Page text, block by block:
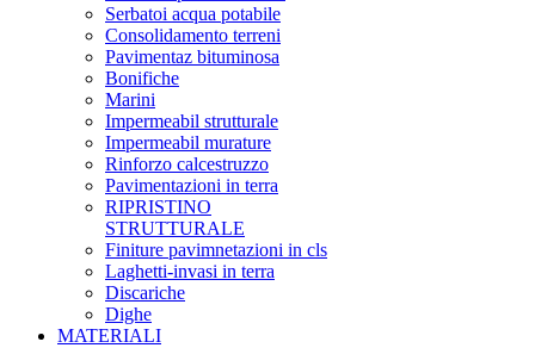
Serbatoi acqua potabile
Consolidamento terreni
Pavimentaz bituminosa
Bonifiche
Marini
Impermeabil strutturale
Impermeabil murature
Rinforzo calcestruzzo
Pavimentazioni in terra
RIPRISTINO
STRUTTURALE
Finiture pavimnetazioni in cls
Laghetti-invasi in terra
Discariche
Dighe
MATERIALI